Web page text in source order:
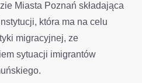
Miasta Poznań składająca
która ma na celu
migracyjnej, ze
sytuacji imigrantów